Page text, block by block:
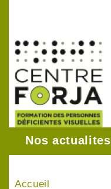
Nos actualites
Accueil